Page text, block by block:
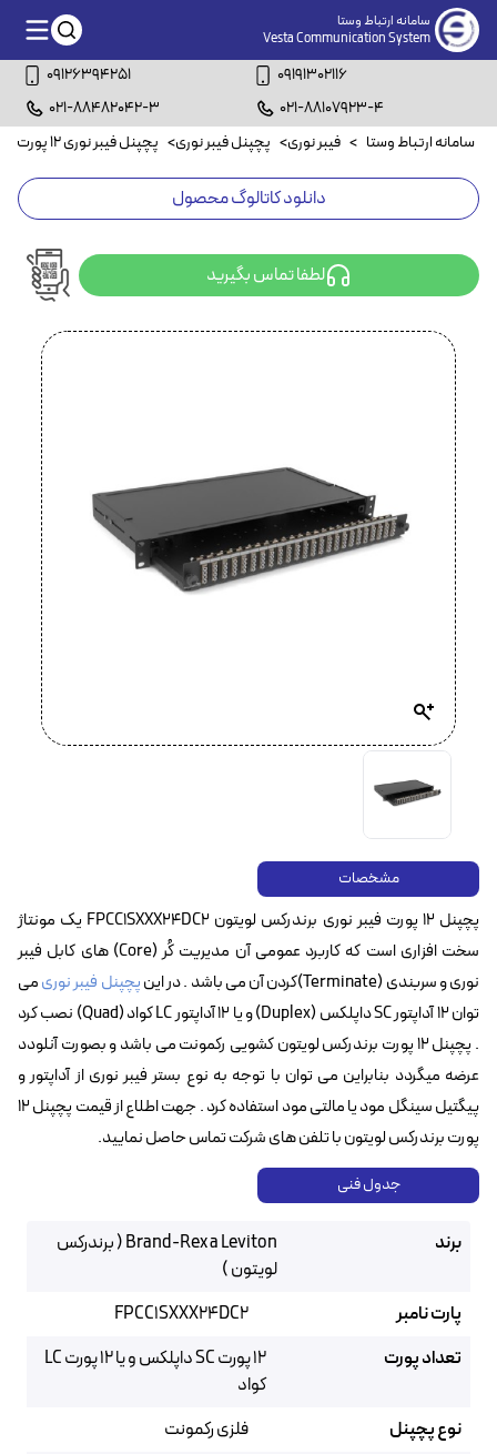
سامانه ارتباط وستا
Vesta Communication System
09126394251
09191302116
021-88482042-3
021-88107923-4
سامانه ارتباط وستا > فیبر نوری> پچپنل فیبر نوری> پچپنل فیبر نوری ۱۲ پورت داپلکس
دانلود کاتالوگ محصول
لطفا تماس بگیرید
مشخصات
پچپنل ۱۲ پورت فیبر نوری برندرکس لویتون FPCC1SXXX24DC2 یک مونتاژ
سخت افزاری است که کاربرد عمومی آن مدیریت کُر (Core) های کابل فیبر
نوری و سربندی (Terminate)کردن آن می باشد . در این
پچپنل فیبر نوریمی
توان ۱۲ آداپتور SC داپلکس (Duplex) و یا ۱۲ آداپتور LC کواد (Quad) نصب کرد
. پچپنل ۱۲ پورت برندرکس لویتون کشویی رکمونت می باشد و بصورت آنلودد
عرضه میگردد بنابراین می توان با توجه به نوع بستر فیبر نوری از آداپتور و
پیگتیل سینگل مود یا مالتی مود استفاده کرد . جهت اطلاع از قیمت پچپنل ۱۲
پورت برندرکس لویتون با تلفن های شرکت تماس حاصل نمایید.
جدول فنی
برند
Brand-Rex a Leviton ( برندرکس
لویتون )
پارت نامبر
FPCC1SXXX24DC2
تعداد پورت
12 پورت SC داپلکس و یا ۱۲ پورت LC
کواد
نوع پچپنل
فلزی رکمونت